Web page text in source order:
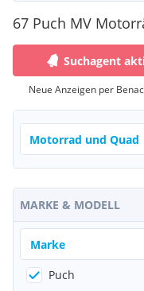
67 Puch MV
Suchagent
Neue Anzeigen per
MARKE & MODELL
Marke
Puch